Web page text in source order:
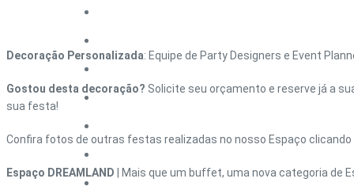
HOME – FORMATURA
CONTATO
Decoração Personalizada: Equipe de Party Designers e Event
Gostou desta decoração? Solicite seu orçamento e reserve já a
sua festa!
Confira fotos de outras festas realizadas no nosso Espaço clicando
Espaço DREAMLAND | Mais que um buffet, uma nova categoria de